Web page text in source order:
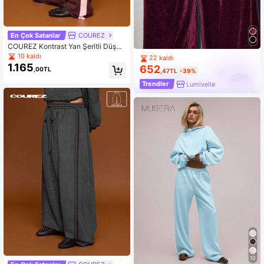
En Çok Satanlar COUREZ
COUREZ Kontrast Yan Şeritli Düşük
Bel Bol Eşofman Altı / Y2K Gece Dış
arı Çıkma Bahar Gotik Kulüp Seksi
10 kaldı
1.165 ,00TL
22 kaldı
652,47TL -39%
Trendler Lumivelle
10